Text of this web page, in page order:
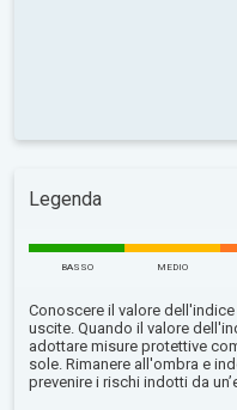
Legenda
BASSO MEDIO
Conoscere il valore
uscite. Quando il valore
adottare misure protettive
sole. Rimanere all'ombra e
prevenire i rischi indotti da